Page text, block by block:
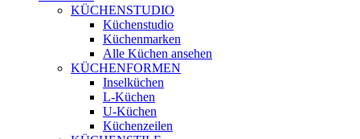
KÜCHENSTUDIO
Küchenstudio
Küchenmarken
Alle Küchen ansehen
KÜCHENFORMEN
Inselküchen
L-Küchen
U-Küchen
Küchenzeilen